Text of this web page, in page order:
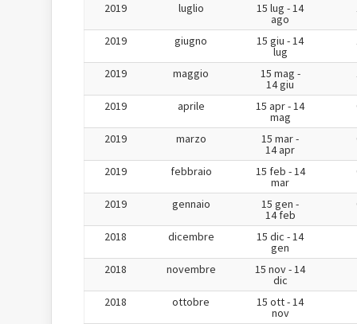
2019 luglio 15 lug - 14
ago
2019 giugno 15 giu - 14
lug
2019 maggio 15 mag -
14 giu
2019 aprile 15 apr - 14
mag
2019 marzo 15 mar -
14 apr
2019 febbraio 15 feb - 14
mar
2019 gennaio 15 gen -
14 feb
2018 dicembre 15 dic - 14
gen
2018 novembre 15 nov - 14
dic
2018 ottobre 15 ott - 14
nov